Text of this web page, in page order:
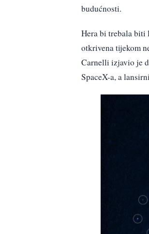
budućnosti.
Hera bi trebala biti
otkrivena tijekom
Carnelli izjavio je
SpaceX-a, a lansirni